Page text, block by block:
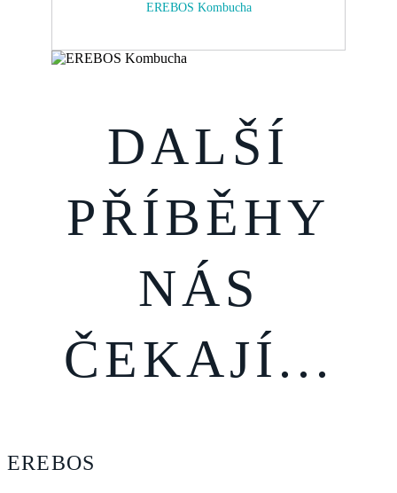
EREBOS Kombucha
DALŠÍ
PŘÍBĚHY
NÁS
ČEKAJÍ...
EREBOS